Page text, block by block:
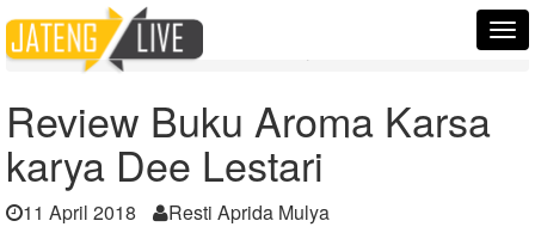
Home
Berita
Review Buku Aroma Karsa karya Dee Lestari
Review Buku Aroma Karsa
karya Dee Lestari
11 April 2018 Resti Aprida Mulya